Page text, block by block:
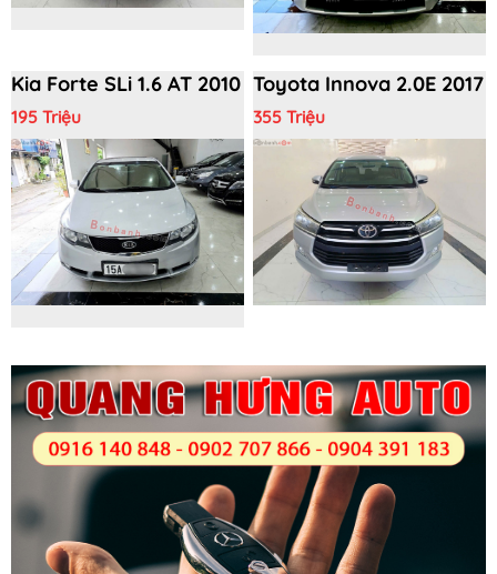
Kia Forte SLi 1.6 AT 2010
195 Triệu
Toyota Innova 2.0E 2017
355 Triệu